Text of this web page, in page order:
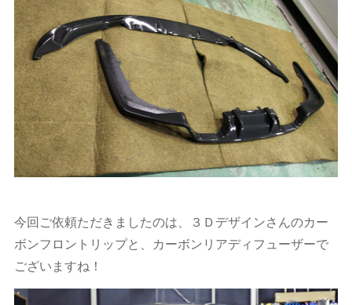
今回ご依頼ただきましたのは、３Ｄデザインさんのカー
ボンフロントリップと、カーボンリアディフューザーで
ございますね！